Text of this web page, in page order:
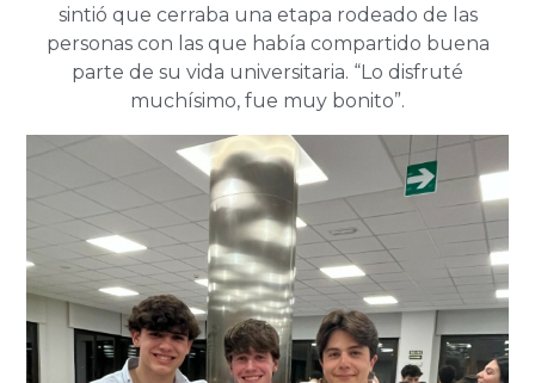
sintió que cerraba una etapa rodeado de las
personas con las que había compartido buena
parte de su vida universitaria. “Lo disfruté
muchísimo, fue muy bonito”.